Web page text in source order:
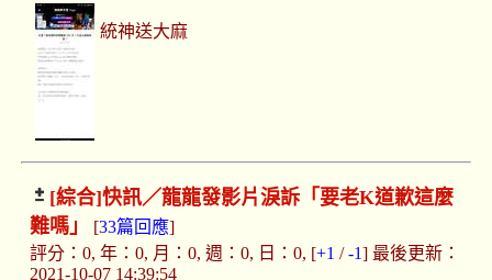
統神送大麻
[綜合]快訊／龍龍發影片淚訴「要老K道歉這麼
難嗎」
[33篇回應]
評分：0, 年：0, 月：0, 週：0, 日：0, [+1 /-1] 最後更新：
2021-10-07 14:39:54